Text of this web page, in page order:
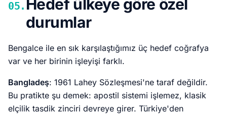
05. Hedef ülkeye göre özel
durumlar
Bengalce ile en sık karşılaştığımız üç hedef coğrafya
var ve her birinin işleyişi farklı.
Bangladeş: 1961 Lahey Sözleşmesi'ne taraf değildir.
Bu pratikte şu demek: apostil sistemi işlemez, klasik
elçilik tasdik zinciri devreye girer. Türkiye'den